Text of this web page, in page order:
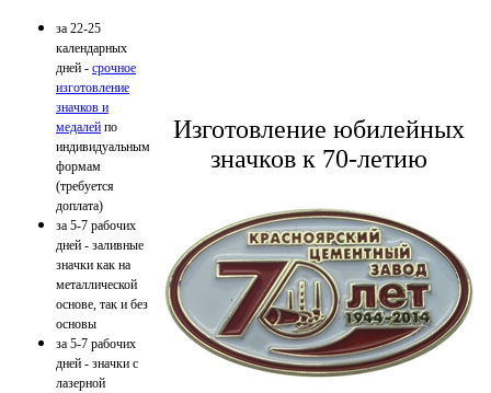
за 22-25
календарных
дней - срочное
изготовление
значков и
медалей по
индивидуальным
формам
(требуется
доплата)
за 5-7 рабочих
дней - заливные
значки как на
металлической
основе, так и без
основы
за 5-7 рабочих
дней - значки с
лазерной
Изготовление юбилейных
значков к 70-летию